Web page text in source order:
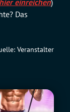
einreichen)
Das
Veranstalter